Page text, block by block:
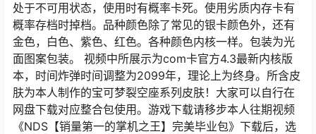
处于不可用状态，使用时有概率卡死。使用劣质内存卡有
概率存档时掉档。品种颜色除了常见的银卡颜色外，还有
金色，白色、紫色、红色。各种颜色内核一样。包装为光
面图案包装。 视频中所展示为com卡官方4.3最新内核版
本，时间炸弹时间调整为2099年，理论上为终身。所含皮
肤为本人制作的宝可梦裂空座系列皮肤！大家可以自行在
网盘下载对应整合包使用。游戏下载请移步本人往期视频
《NDS【销量第一的掌机之王】完美毕业包》下载后，选